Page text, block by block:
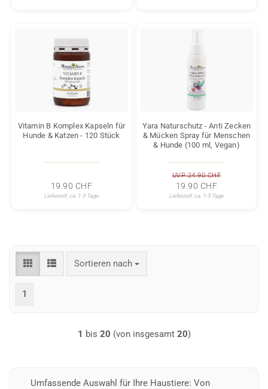
Vitamin B Komplex Kapseln für
Hunde & Katzen - 120 Stück
19.90 CHF
Lieferzeit:ca. 1-3 Tage
Yara Naturschutz - Anti Zecken
& Mücken Spray für Menschen
& Hunde (100 ml, Vegan)
UVP 24.90 CHF
19.90 CHF
Lieferzeit:ca. 1-3 Tage
Sortieren nach
Sortieren nach
1
1 bis 20 (von insgesamt 20)
Umfassende Auswahl für Ihre Haustiere: Von